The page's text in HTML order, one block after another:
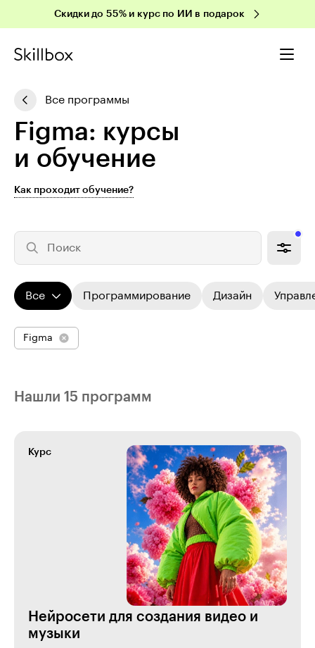
Скидки до 55% и курс по ИИ в подарок
Все программы
Figma: курсы
и обучение
Как проходит обучение?
Поиск
Все Программирование Дизайн
Figma
Нашли 15 программ
Курс
Нейросети для создания видео и
музыки